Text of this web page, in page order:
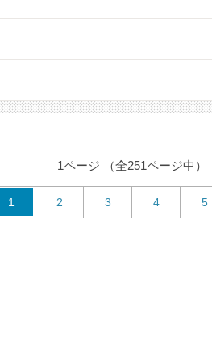
1ページ （全251ページ中）
1 2 3 4 5